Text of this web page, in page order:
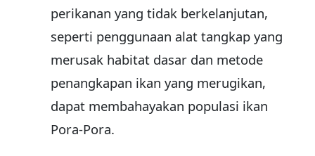
perikanan yang tidak berkelanjutan,
seperti penggunaan alat tangkap yang
merusak habitat dasar dan metode
penangkapan ikan yang merugikan,
dapat membahayakan populasi ikan
Pora-Pora.